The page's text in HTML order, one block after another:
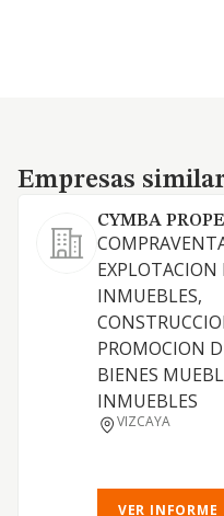
Empresas similares
Empresas
CYMBA
EXPLOTACION
INMUEBLES,
PROMOCION
BIENES
INMUEBLES
VIZCAYA
VER INFORME